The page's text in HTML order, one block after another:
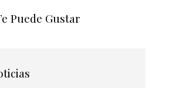
Puede Gustar